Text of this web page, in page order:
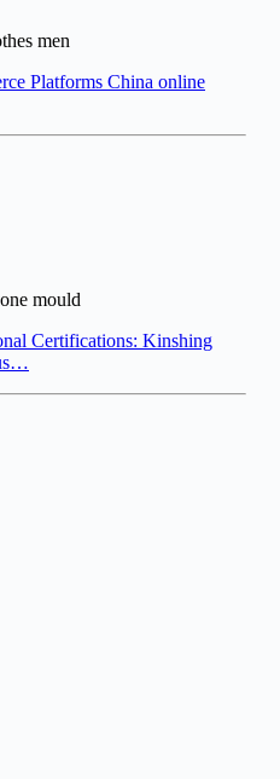
men
Platforms China online
mould
Certifications: Kinshing